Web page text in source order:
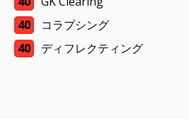
40
コラプシング
40
ディフレクティング